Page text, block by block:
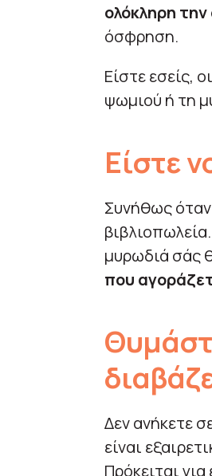
ολόκληρη
όσφρηση.
Είστε εσείς,
ψωμιού ή τη
Είστε
Συνήθως
μυρωδιά σάς
που
Δεν ανήκετε
είναι
Πρόκειται